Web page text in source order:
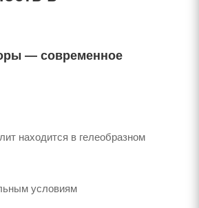
— современное
находится в гелеобразном
условиям